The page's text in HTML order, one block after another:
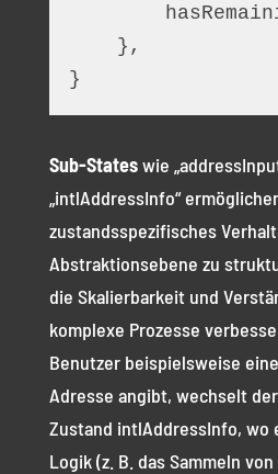
    },
}
Sub-Stateswie
„intlAddressInfo“
zustandsspezifisches
Abstraktionsebene zu
die Skalierbarkeit und
komplexe Prozesse
Benutzer beispielsweise
Adresse angibt, wechselt
Zustand intlAddressInfo, wo
Logik (z. B. das Sammeln